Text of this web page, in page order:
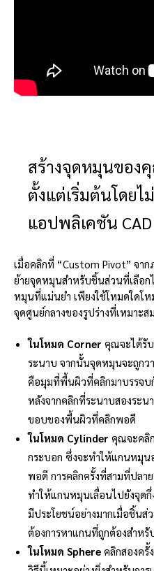
สร้างจุดหมุนของ
ตั้งแต่เริ่มต้นโดย
แอปพลิเคชัน
เมื่อคลิกที่ “Custom Pivot” จาก
ย้ายจุดหมุนสำหรับชิ้นส่วนที่เลือก
หมุนที่แม่นยำ เพียงใช้โหมดใดโ
จุดศูนย์กลางของรูปร่างที่เหมาะ
ในโหมด Corner คุณจะได้รั
ระนาบ จากนั้นจุดหมุนจะถูกว
คือมุมที่พื้นผิวที่คลิกมาบรรจบ
หลังจากคลิกที่ระนาบสองระน
ขอบของพื้นผิวที่คลิกพอดี
ในโหมด Cylinder คุณจะคลิ
กระบอก ซึ่งจะทำให้แกนหมุน
พอดี การคลิกครั้งที่สามที่ปลา
ทำให้แกนหมุนเลื่อนไปยังจุด
มีประโยชน์อย่างมากเมื่อชิ้นส่
ต้องการหาแกนที่ถูกต้องสำหรั
ในโหมด Sphere คลิกสองครั้